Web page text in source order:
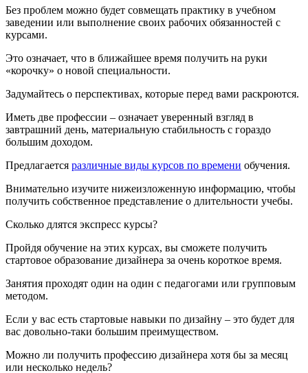
Без проблем можно будет совмещать практику в учебном
заведении или выполнение своих рабочих обязанностей с
курсами.
Это означает, что в ближайшее время получить на руки
«корочку» о новой специальности.
Задумайтесь о перспективах, которые перед вами раскроются.
Иметь две профессии – означает уверенный взгляд в
завтрашний день, материальную стабильность с гораздо
большим доходом.
Предлагается различные виды курсов по времени обучения.
Внимательно изучите нижеизложенную информацию, чтобы
получить собственное представление о длительности учебы.
Сколько длятся экспресс курсы?
Пройдя обучение на этих курсах, вы сможете получить
стартовое образование дизайнера за очень короткое время.
Занятия проходят один на один с педагогами или групповым
методом.
Если у вас есть стартовые навыки по дизайну – это будет для
вас довольно-таки большим преимуществом.
Можно ли получить профессию дизайнера хотя бы за месяц
или несколько недель?